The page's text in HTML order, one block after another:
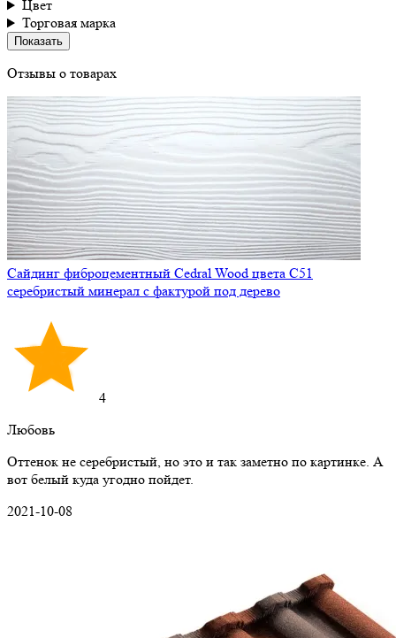
Цвет
Торговая марка
Показать
Отзывы о товарах
Сайдинг фиброцементный Cedral Wood цвета C51
серебристый минерал с фактурой под дерево
4
Любовь
Оттенок не серебристый, но это и так заметно по картинке. А
вот белый куда угодно пойдет.
2021-10-08